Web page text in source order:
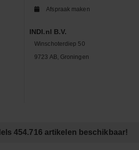
Afspraak maken
INDI.nl B.V.
Winschoterdiep 50
9723 AB, Groningen
454.716 artikelen beschikbaar!